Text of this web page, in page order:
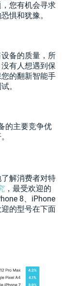
您有机会寻求
惧和犹豫。
备的质量，所
有人想遇到保
的翻新智能手
。
的主要竞争优
解消费者对特
，最受欢迎的
8、iPhone
的型号在下面